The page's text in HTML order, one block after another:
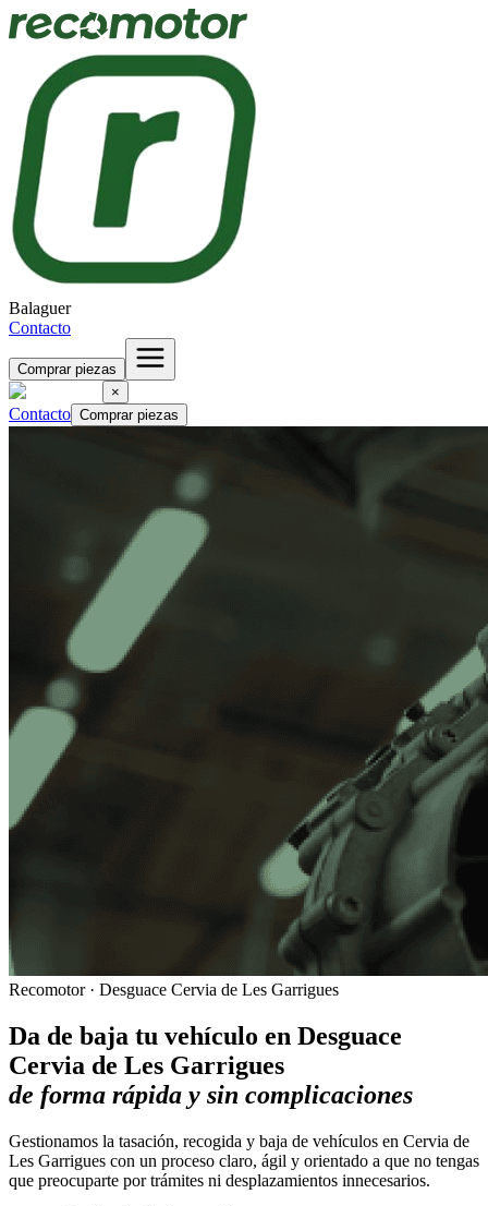
Balaguer
Contacto
Comprar piezas
×
Contacto Comprar piezas
Recomotor · Desguace Cervia de Les Garrigues
Da de baja tu vehículo en Desguace
Cervia de Les Garrigues
de forma rápida y sin complicaciones
Gestionamos la tasación, recogida y baja de vehículos en Cervia de
Les Garrigues con un proceso claro, ágil y orientado a que no tengas
que preocuparte por trámites ni desplazamientos innecesarios.